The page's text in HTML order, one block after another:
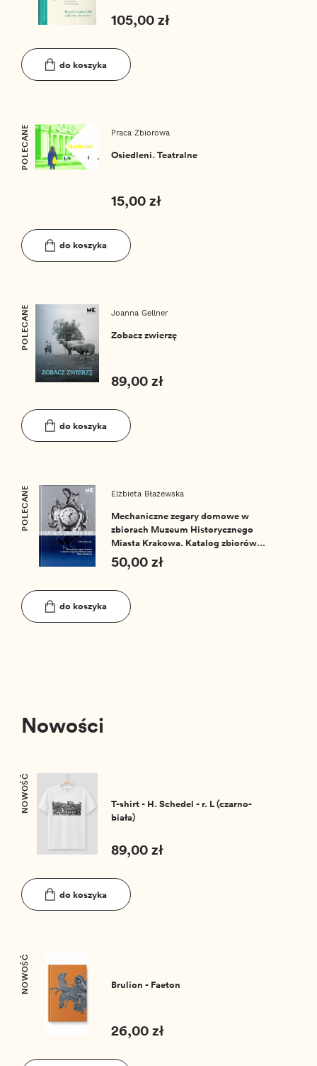
105,00 zł
do koszyka
POLECANE Praca Zbiorowa
Osiedleni. Teatralne
15,00 zł
do koszyka
POLECANE Joanna Gellner
Zobacz zwierzę
89,00 zł
do koszyka
POLECANE Elżbieta Błażewska
Mechaniczne zegary domowe w
zbiorach Muzeum Historycznego
Miasta Krakowa. Katalog zbiorów
MHK nr 7
50,00 zł
do koszyka
Nowości
NOWOŚĆ
T-shirt - H. Schedel - r. L (czarno-
biała)
89,00 zł
do koszyka
NOWOŚĆ Brulion - Faeton
26,00 zł